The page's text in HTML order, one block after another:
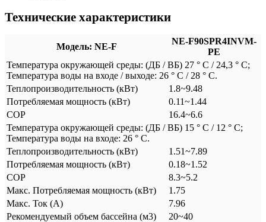
Технические характеристики
Модель: NE-F
NE-F90SPR4INVM-
PE
Температура окружающей среды: (ДБ / ВБ) 27 ° C / 24,3 ° C;
Температура воды на входе / выходе: 26 ° C / 28 ° C.
Теплопроизводительность (кВт)
1.8~9.48
Потребляемая мощность (кВт)
0.11~1.44
COP
16.4~6.6
Температура окружающей среды: (ДБ / ВБ) 15 ° C / 12 ° C;
Температура воды на входе: 26 ° C.
Теплопроизводительность (кВт)
1.51~7.89
Потребляемая мощность (кВт)
0.18~1.52
COP
8.3~5.2
Mакс. Потребляемая мощность (кВт)
1.75
Mакс. Ток (А)
7.96
Рекомендуемый объем бассейна (м3)
20~40